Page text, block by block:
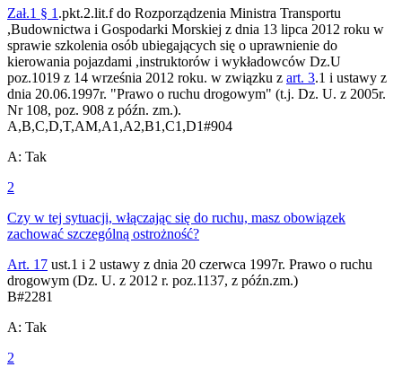
Zał.1 § 1 .pkt.2.lit.f do Rozporządzenia Ministra Transportu
,Budownictwa i Gospodarki Morskiej z dnia 13 lipca 2012 roku w
sprawie szkolenia osób ubiegających się o uprawnienie do
kierowania pojazdami ,instruktorów i wykładowców Dz.U
poz.1019 z 14 września 2012 roku. w związku z art. 3.1 i ustawy z
dnia 20.06.1997r. "Prawo o ruchu drogowym" (t.j. Dz. U. z 2005r.
Nr 108, poz. 908 z późn. zm.).
A,B,C,D,T,AM,A1,A2,B1,C1,D1#904
A: Tak
2
Czy w tej sytuacji, włączając się do ruchu, masz obowiązek
zachować szczególną ostrożność?
Art. 17 ust.1 i 2 ustawy z dnia 20 czerwca 1997r. Prawo o ruchu
drogowym (Dz. U. z 2012 r. poz.1137, z późn.zm.)
B#2281
A: Tak
2